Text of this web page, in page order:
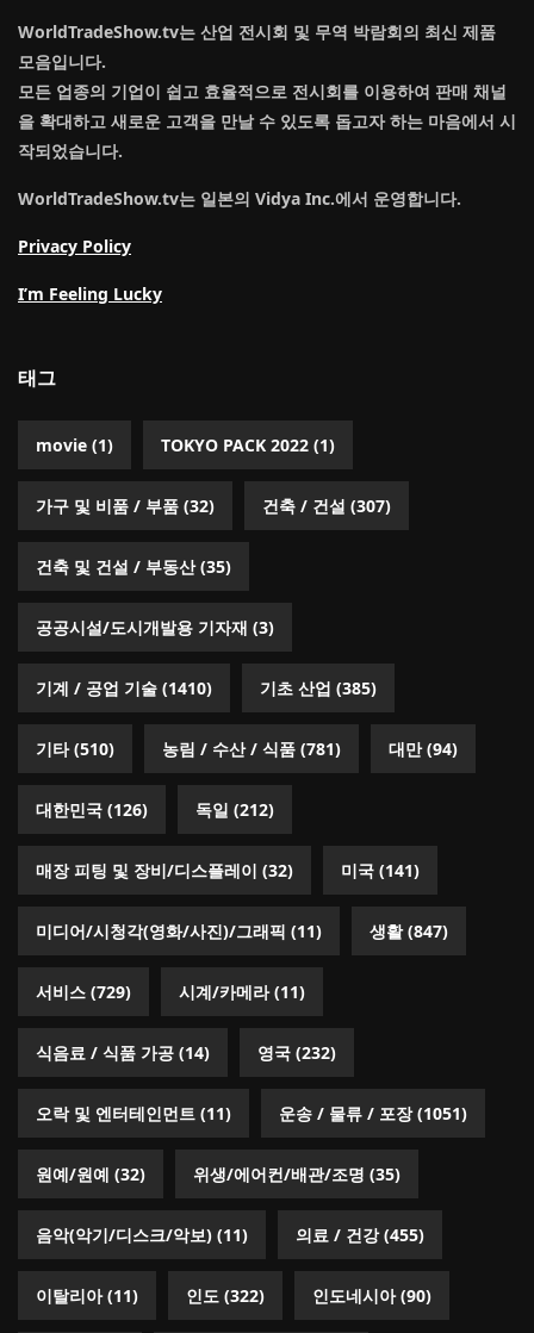
WorldTradeShow.tv는 산업 전시회 및 무역 박람회의 최신 제품
모음입니다.
모든 업종의 기업이 쉽고 효율적으로 전시회를 이용하여 판매 채널
을 확대하고 새로운 고객을 만날 수 있도록 돕고자 하는 마음에서 시
작되었습니다.
WorldTradeShow.tv는 일본의 Vidya Inc.에서 운영합니다.
Privacy Policy
I’m Feeling Lucky
태그
movie (1) TOKYO PACK 2022 (1)
가구 및 비품 / 부품 (32) 건축 / 건설 (307)
건축 및 건설 / 부동산(35)
공공시설/도시개발용 기자재 (3)
기계 / 공업 기술 (1410) 기초 산업 (385)
기타(510) 농림 / 수산 / 식품 (781) 대만(94)
대한민국 (126) 독일 (212)
매장 피팅 및 장비/디스플레이 (32) 미국 (141)
미디어/시청각(영화/사진)/그래픽 (11) 생활(847)
서비스 (729) 시계/카메라(11)
식음료 / 식품 가공 (14) 영국 (232)
오락 및 엔터테인먼트 (11) 운송 / 물류 / 포장(1051)
원예/원예 (32) 위생/에어컨/배관/조명 (35)
음악(악기/디스크/악보) (11) 의료 / 건강(455)
이탈리아(11) 인도 (322) 인도네시아(90)